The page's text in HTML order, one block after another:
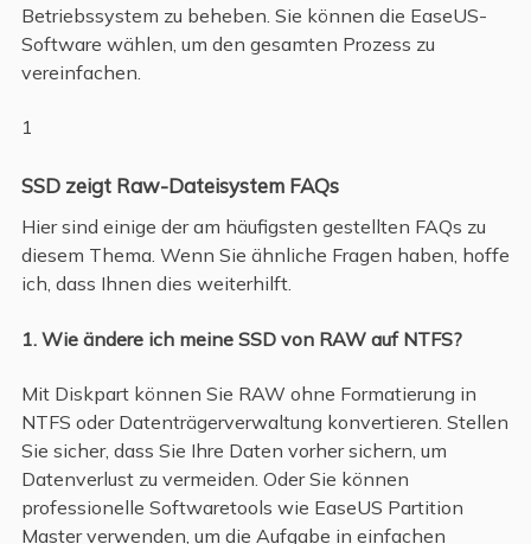
Betriebssystem zu beheben. Sie können die EaseUS-
Software wählen, um den gesamten Prozess zu
vereinfachen.
1
SSD zeigt Raw-Dateisystem FAQs
Hier sind einige der am häufigsten gestellten FAQs zu
diesem Thema. Wenn Sie ähnliche Fragen haben, hoffe
ich, dass Ihnen dies weiterhilft.
1. Wie ändere ich meine SSD von RAW auf NTFS?
Mit Diskpart können Sie RAW ohne Formatierung in
NTFS oder Datenträgerverwaltung konvertieren. Stellen
Sie sicher, dass Sie Ihre Daten vorher sichern, um
Datenverlust zu vermeiden. Oder Sie können
professionelle Softwaretools wie EaseUS Partition
Master verwenden, um die Aufgabe in einfachen